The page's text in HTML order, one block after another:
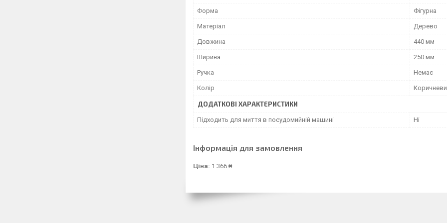
Форма Фігурна
Матеріал Дерево
Довжина 440 мм
Ширина 250 мм
Ручка Немає
Колір
ДОДАТКОВІ ХАРАКТЕРИСТИКИ
Підходить для миття в посудомийній машині Ні
Інформація для замовлення
Ціна: 1 366 ₴